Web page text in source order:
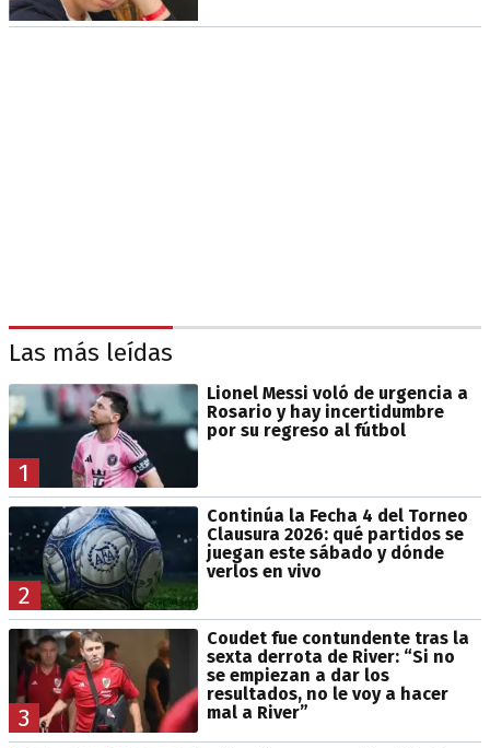
Las más leídas
1
Lionel Messi voló de urgencia a
Rosario y hay incertidumbre
por su regreso al fútbol
2
Continúa la Fecha 4 del Torneo
Clausura 2026: qué partidos se
juegan este sábado y dónde
verlos en vivo
3
Coudet fue contundente tras la
sexta derrota de River: “Si no
se empiezan a dar los
resultados, no le voy a hacer
mal a River”